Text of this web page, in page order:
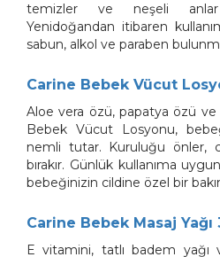
temizler ve neşeli anlar
Yenidoğandan itibaren
sabun, alkol ve paraben
Carine Bebek Vücut
Aloe vera özü, papatya özü
Bebek Vücut Losyonu,
nemli tutar. Kuruluğu önler,
bırakır. Günlük kullanıma
bebeğinizin cildine özel bir
Carine Bebek Masaj Yağı
E vitamini, tatlı badem yağı